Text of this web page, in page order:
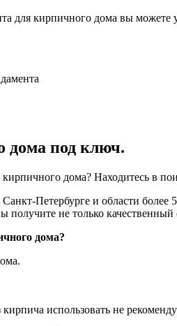
для кирпичного дома вы можете
дома под ключ.
дома? Находитесь в
Петербурге и области
получите не только
дома?
использовать не